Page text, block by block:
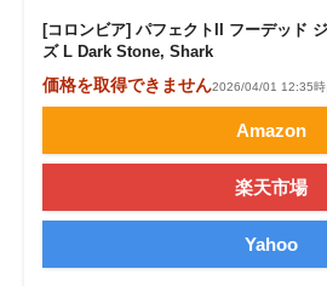
[コロンビア] パフェクトII フーデッド
ズ L Dark Stone, Shark
価格を取得できません2026/04/01 12:35
Amazon
楽天市場
Yahoo